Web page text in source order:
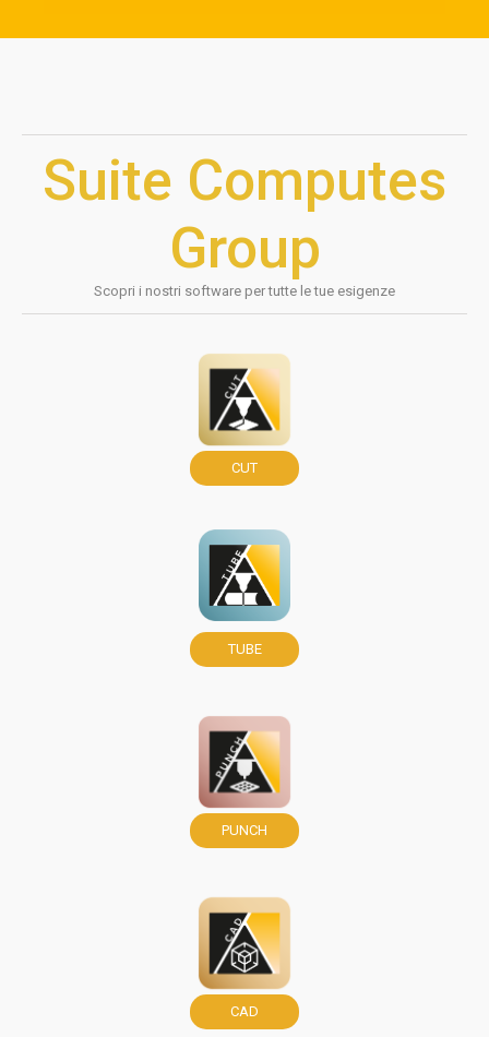
Suite Computes
Group
Scopri i nostri software per tutte le tue esigenze
CUT
TUBE
PUNCH
CAD